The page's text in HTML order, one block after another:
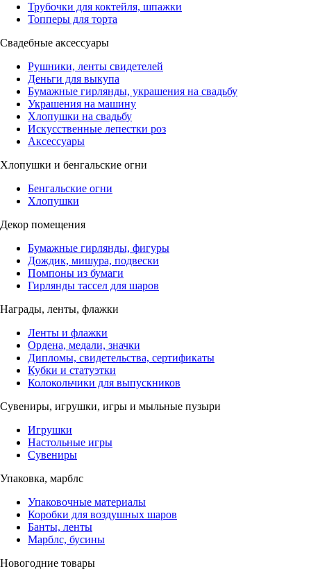
Трубочки для коктейля, шпажки
Топперы для торта
Свадебные аксессуары
Рушники, ленты свидетелей
Деньги для выкупа
Бумажные гирлянды, украшения на свадьбу
Украшения на машину
Хлопушки на свадьбу
Искусственные лепестки роз
Аксессуары
Хлопушки и бенгальские огни
Бенгальские огни
Хлопушки
Декор помещения
Бумажные гирлянды, фигуры
Дождик, мишура, подвески
Помпоны из бумаги
Гирлянды тассел для шаров
Награды, ленты, флажки
Ленты и флажки
Ордена, медали, значки
Дипломы, свидетельства, сертификаты
Кубки и статуэтки
Колокольчики для выпускников
Сувениры, игрушки, игры и мыльные пузыри
Игрушки
Настольные игры
Сувениры
Упаковка, марблс
Упаковочные материалы
Коробки для воздушных шаров
Банты, ленты
Марблс, бусины
Новогодние товары